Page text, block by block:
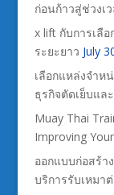
ก่อนก้าวสู่ช่วงเ
x lift กับการเลื
ระยะยาว July
เลือกแหล่งจำห
ธุรกิจตัดเย็บแล
Muay Thai
Improving
ออกแบบก่อสร้า
บริการรับเหมา